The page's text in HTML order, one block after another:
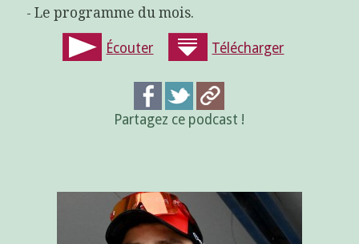
- Le programme du mois.
Écouter Télécharger
Partagez ce podcast !